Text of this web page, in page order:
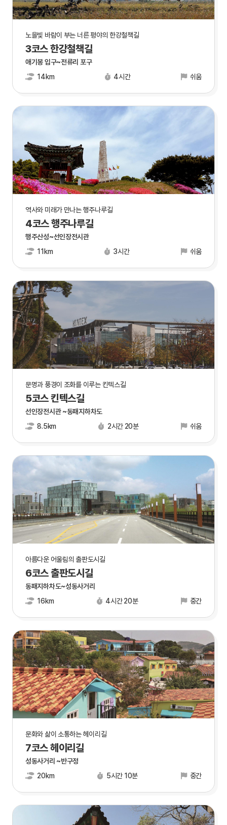
노을빛 바람이 부는 너른 평야의 한강철책길
3코스 한강철책길
애기봉 입구~전류리 포구
14km
4시간 쉬움
역사와 미래가 만나는 행주나루길
4코스 행주나루길
행주산성~선인장전시관
11km
3시간 쉬움
문명과 풍경이 조화를 이루는 킨텍스길
5코스 킨텍스길
선인장전시관 ~동패지하차도
8.5km
2시간 20분 쉬움
아름다운 어울림의 출판도시길
6코스 출판도시길
동패지하차도~성동사거리
16km
4시간 20분 중간
문화와 삶이 소통하는 헤이리길
7코스 헤이리길
성동사거리 ~반구정
20km
5시간 10분 중간